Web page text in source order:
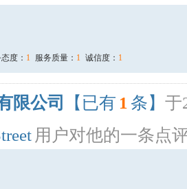
度： 1 服务质量： 1 诚信度： 1
限公司 【已有 1 条】 于
用户对他的一条点